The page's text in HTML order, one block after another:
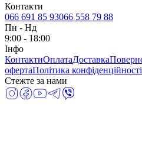
Контакти
066 691 85 93066 558 79 88
Пн - Нд
9:00 - 18:00
Інфо
КонтактиОплатаДоставка
офертаПолітика конфіденційності
Стежте за нами